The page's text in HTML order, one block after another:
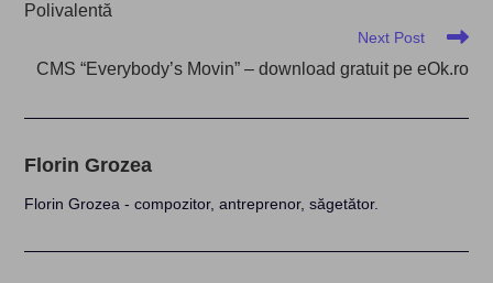
Polivalentă
Next Post
CMS “Everybody’s Movin” – download gratuit pe eOk.ro
Florin Grozea
Florin Grozea - compozitor, antreprenor, săgetător.